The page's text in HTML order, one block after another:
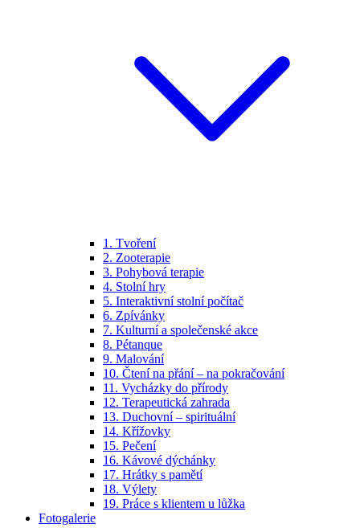
1. Tvoření
2. Zooterapie
3. Pohybová terapie
4. Stolní hry
5. Interaktivní stolní počítač
6. Zpívánky
7. Kulturní a společenské akce
8. Pétanque
9. Malování
10. Čtení na přání – na pokračování
11. Vycházky do přírody
12. Terapeutická zahrada
13. Duchovní – spirituální
14. Křížovky
15. Pečení
16. Kávové dýchánky
17. Hrátky s pamětí
18. Výlety
19. Práce s klientem u lůžka
Fotogalerie